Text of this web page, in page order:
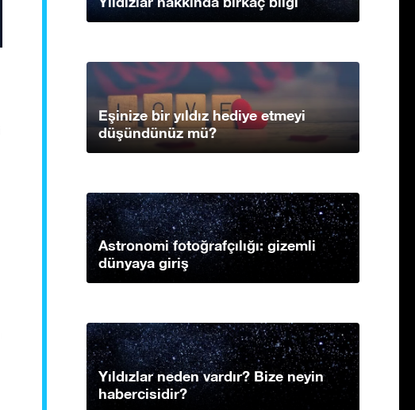
Eşinize bir yıldız hediye etmeyi
düşündünüz mü?
Astronomi fotoğrafçılığı: gizemli
dünyaya giriş
Yıldızlar neden vardır? Bize neyin
habercisidir?